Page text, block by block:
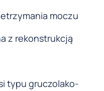
moczu
z rekonstrukcją
typu gruczolako-